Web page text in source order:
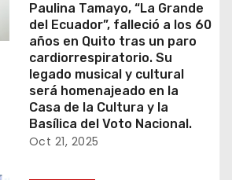
Paulina Tamayo, “La Grande
del Ecuador”, falleció a los 60
años en Quito tras un paro
cardiorrespiratorio. Su
legado musical y cultural
será homenajeado en la
Casa de la Cultura y la
Basílica del Voto Nacional.
Oct 21, 2025